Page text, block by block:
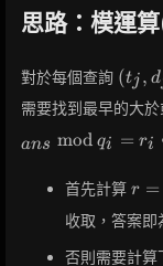
思路：模運
對於每個查詢 (t_j,
d_j)
(tj, d
需要找到最早的大
ans mod qi = ri
首先計算 r =
q_i
r =
收取，答案即
否則需要計算